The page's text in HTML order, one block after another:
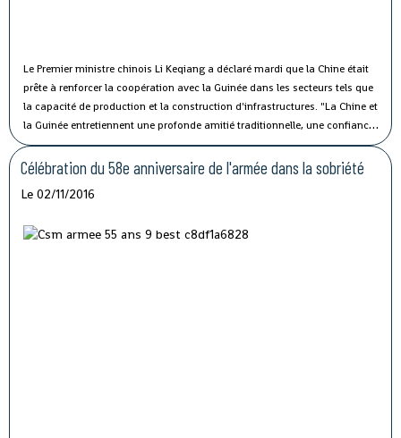
Le Premier ministre chinois Li Keqiang a déclaré mardi que la Chine était
prête à renforcer la coopération avec la Guinée dans les secteurs tels que
la capacité de production et la construction d'infrastructures. "La Chine et
la Guinée entretiennent une profonde amitié traditionnelle, une confiance
politique solide et une coopération fructueuse", a affirmé M. Li lors de sa
rencontre avec le président guinéen Alpha Condé à Beijing.
Célébration du 58e anniversaire de l'armée dans la sobriété
Le 02/11/2016